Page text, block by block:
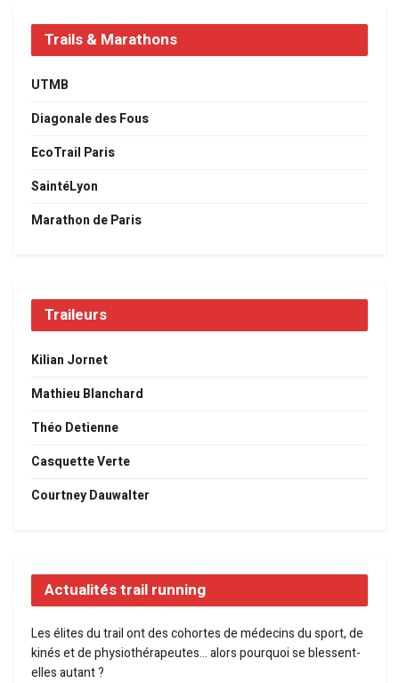
Trails & Marathons
UTMB
Diagonale des Fous
EcoTrail Paris
SaintéLyon
Marathon de Paris
Traileurs
Kilian Jornet
Mathieu Blanchard
Théo Detienne
Casquette Verte
Courtney Dauwalter
Actualités trail running
Les élites du trail ont des cohortes de médecins du sport, de
kinés et de physiothérapeutes… alors pourquoi se blessent-
elles autant ?